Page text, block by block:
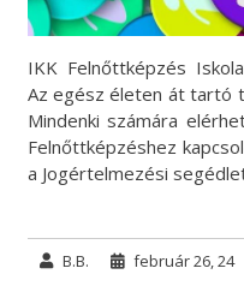
IKK Felnőttképzés
Az egész életen át tartó
Mindenki számára
Felnőttképzéshez
a Jogértelmezési
B.B. február 26, 24